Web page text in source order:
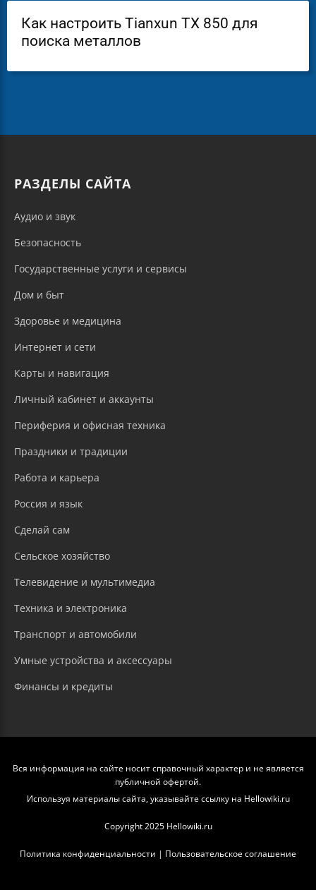
Как настроить Tianxun TX 850 для
поиска металлов
РАЗДЕЛЫ САЙТА
Аудио и звук
Безопасность
Государственные услуги и сервисы
Дом и быт
Здоровье и медицина
Интернет и сети
Карты и навигация
Личный кабинет и аккаунты
Периферия и офисная техника
Праздники и традиции
Работа и карьера
Россия и язык
Сделай сам
Сельское хозяйство
Телевидение и мультимедиа
Техника и электроника
Транспорт и автомобили
Умные устройства и аксессуары
Финансы и кредиты
Вся информация на сайте носит справочный характер и не является
публичной офертой.
Используя материалы сайта, указывайте ссылку на Hellowiki.ru
Copyright 2025 Hellowiki.ru
Политика конфиденциальности | Пользовательское соглашение